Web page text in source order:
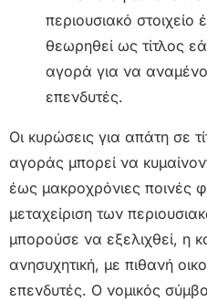
Οι κυρώσεις για απάτη σε
αγοράς μπορεί να
έως μακροχρόνιες ποινές
μεταχείριση των
μπορούσε να εξελιχθεί, η
ανησυχητική, με πιθανή
επενδυτές. Ο νομικός